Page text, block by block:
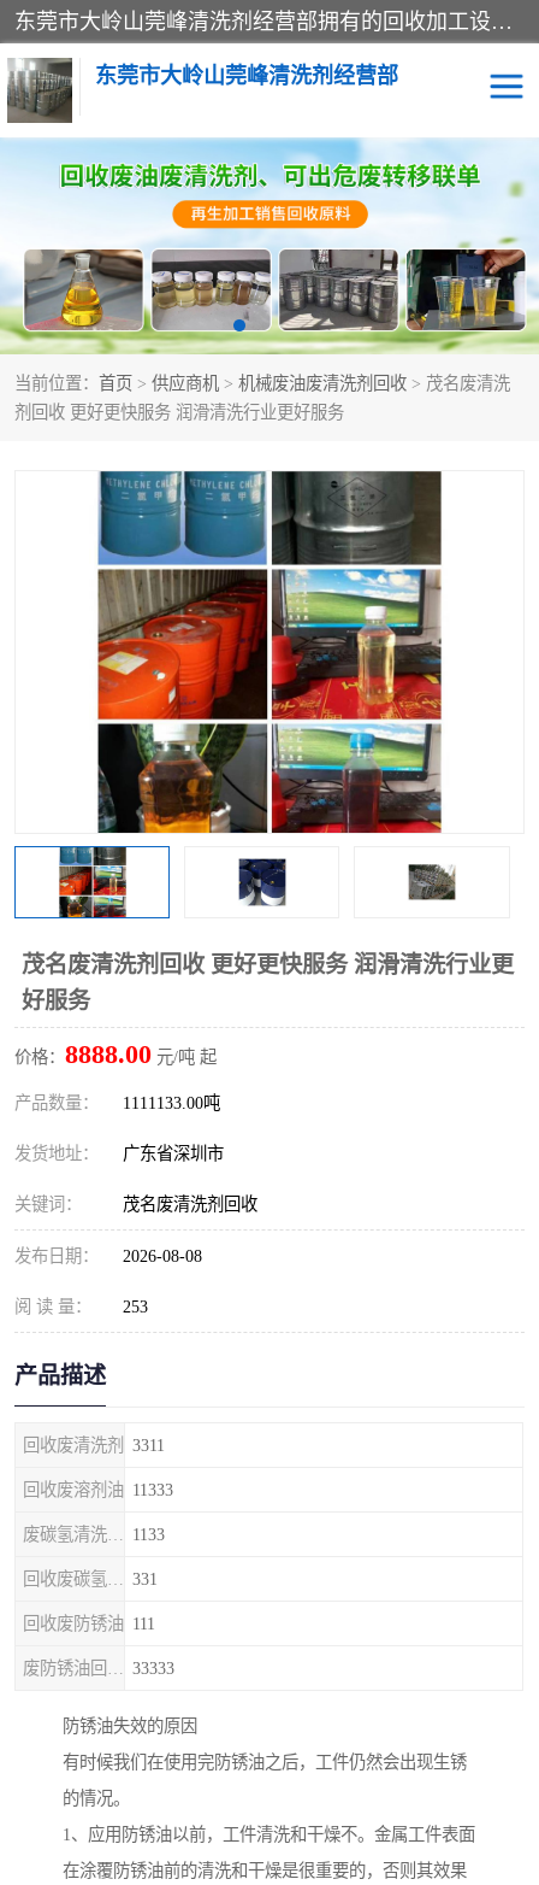
东莞市大岭山莞峰清洗剂经营部拥有的回收加工设备，大量废油回收、废清洗剂回收、废溶剂油回收、机械废油废清洗剂回收、废碳氢回收、碳氢液压油回收、碳氢二氯回收等废清洗剂处理；我们只是提供废旧化工原料的循环使用存放点，执行正规的存放，有正规的回收资质处理。同时我们公司批发零售回收级清洗剂，脱模油再生基础油，质量保证。
东莞市大岭山莞峰清洗剂经营部
当前位置： 首页 > 供应商机 > 机械废油废清洗剂回收 > 茂名废清洗
剂回收 更好更快服务 润滑清洗行业更好服务
茂名废清洗剂回收 更好更快服务 润滑清洗行业更
好服务
价格： 8888.00 元/吨 起
产品数量： 1111133.00吨
发货地址： 广东省深圳市
关键词： 茂名废清洗剂回收
发布日期： 2026-08-08
阅 读 量： 253
产品描述
回收废清洗剂 3311
回收废溶剂油 11333
1133
331
回收废防锈油 111
33333
防锈油失效的原因
有时候我们在使用完防锈油之后，工件仍然会出现生锈
的情况。
1、应用防锈油以前，工件清洗和干燥不。金属工件表面
在涂覆防锈油前的清洗和干燥是很重要的，否则其效果
废清洗剂回收
废溶剂油回收 机械废油废清洗剂回收
废碳氢回收 碳氢液压油回收
碳氢二氯回收 回收废三四氯乙烯
回收废白电油 回收废四氯乙烯
回收废清洗剂 上门回收废清洗剂